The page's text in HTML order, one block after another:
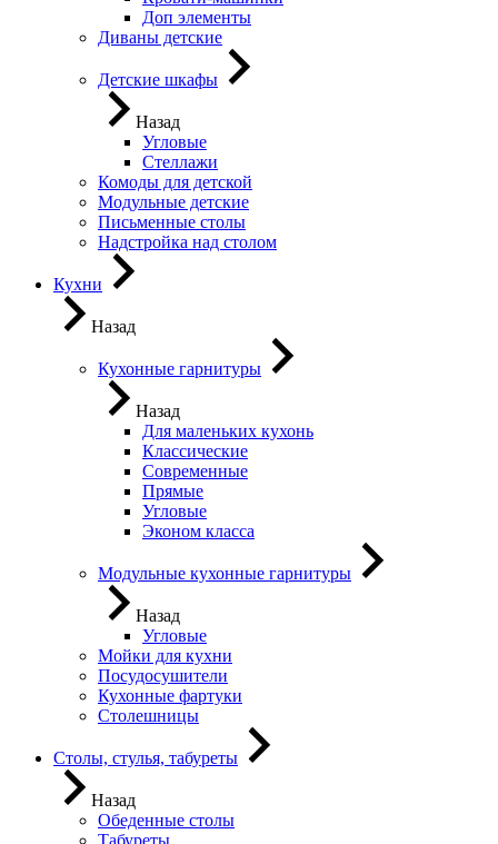
Доп элементы
Диваны детские
Детские шкафы
Назад
Угловые
Стеллажи
Комоды для детской
Модульные детские
Письменные столы
Надстройка над столом
Кухни
Назад
Кухонные гарнитуры
Назад
Для маленьких кухонь
Классические
Современные
Прямые
Угловые
Эконом класса
Модульные кухонные гарнитуры
Назад
Угловые
Мойки для кухни
Посудосушители
Кухонные фартуки
Столешницы
Столы, стулья, табуреты
Назад
Обеденные столы
Табуреты